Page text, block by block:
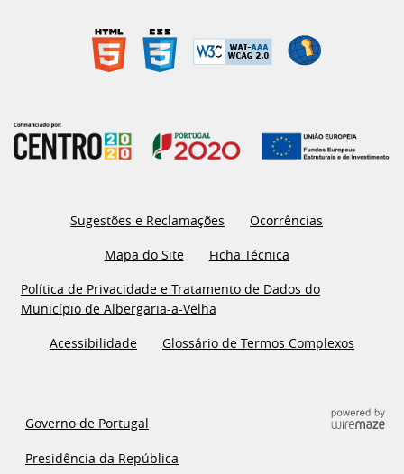
Sugestões e Reclamações
Ocorrências
Mapa do Site
Ficha Técnica
Política de Privacidade e Tratamento de Dados do
Município de Albergaria-a-Velha
Acessibilidade
Glossário de Termos Complexos
Governo de Portugal
Presidência da República